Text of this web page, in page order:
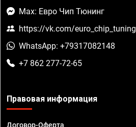
Max: Евро Чип Тюнинг
https://vk.com/euro_chip_tuning
WhatsApp: +79317082148
+7 862 277-72-65
Правовая информация
Договор-Оферта